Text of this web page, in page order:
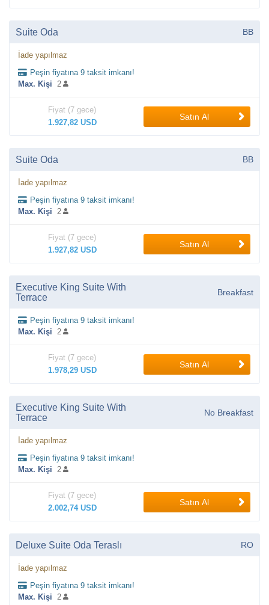
Suite Oda BB
İade yapılmaz
Peşin fiyatına 9 taksit imkanı!
Max. Kişi 2
Fiyat (7 gece)
1.927,82 USD
Satın Al
Suite Oda BB
İade yapılmaz
Peşin fiyatına 9 taksit imkanı!
Max. Kişi 2
Fiyat (7 gece)
1.927,82 USD
Satın Al
Executive King Suite With
Terrace
Breakfast
Peşin fiyatına 9 taksit imkanı!
Max. Kişi 2
Fiyat (7 gece)
1.978,29 USD
Satın Al
Executive King Suite With
Terrace
No Breakfast
İade yapılmaz
Peşin fiyatına 9 taksit imkanı!
Max. Kişi 2
Fiyat (7 gece)
2.002,74 USD
Satın Al
Deluxe Suite Oda Teraslı RO
İade yapılmaz
Peşin fiyatına 9 taksit imkanı!
Max. Kişi 2